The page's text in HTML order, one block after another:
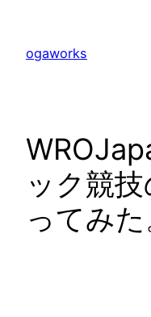
ogaworks
ック競
ってみた